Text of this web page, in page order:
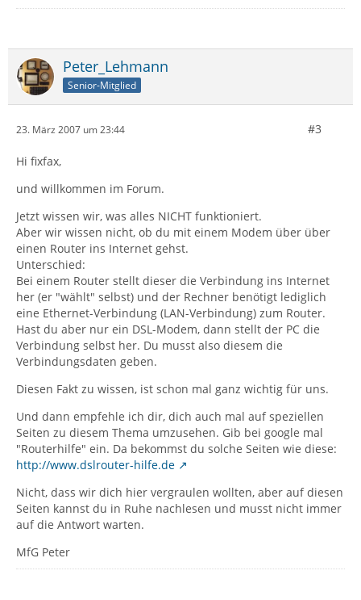
Peter_Lehmann
Senior-Mitglied
23. März 2007 um 23:44 #3
Hi fixfax,
und willkommen im Forum.
Jetzt wissen wir, was alles NICHT funktioniert.
Aber wir wissen nicht, ob du mit einem Modem über über
einen Router ins Internet gehst.
Unterschied:
Bei einem Router stellt dieser die Verbindung ins Internet
her (er "wählt" selbst) und der Rechner benötigt lediglich
eine Ethernet-Verbindung (LAN-Verbindung) zum Router.
Hast du aber nur ein DSL-Modem, dann stellt der PC die
Verbindung selbst her. Du musst also diesem die
Verbindungsdaten geben.
Diesen Fakt zu wissen, ist schon mal ganz wichtig für uns.
Und dann empfehle ich dir, dich auch mal auf speziellen
Seiten zu diesem Thema umzusehen. Gib bei google mal
"Routerhilfe" ein. Da bekommst du solche Seiten wie diese:
http://www.dslrouter-hilfe.de
Nicht, dass wir dich hier vergraulen wollten, aber auf diesen
Seiten kannst du in Ruhe nachlesen und musst nicht immer
auf die Antwort warten.
MfG Peter